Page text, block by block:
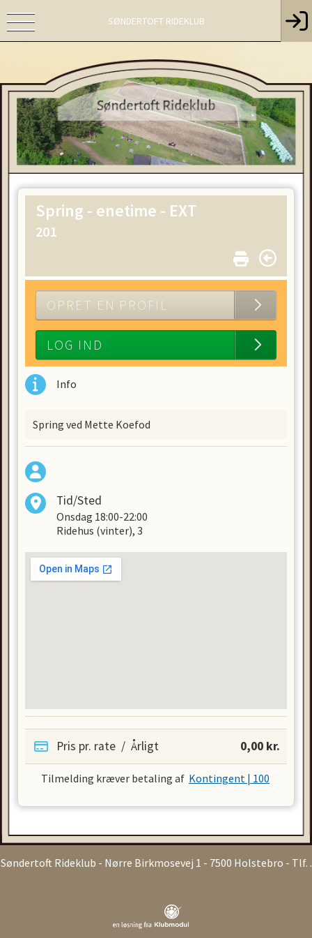
SØNDERTOFT RIDEKLUB
Spring - enetime - EXT
201
OPRET EN PROFIL
LOG IND
Info
Spring ved Mette Koefod
Tid/Sted
Onsdag 18:00-22:00
Ridehus (vinter), 3
Pris pr. rate / Årligt 0,00 kr.
Tilmelding kræver betaling af Kontingent | 100
Søndertoft Rideklub - Nørre Birkmosevej 1 - 7500 Holstebro - Tlf. .